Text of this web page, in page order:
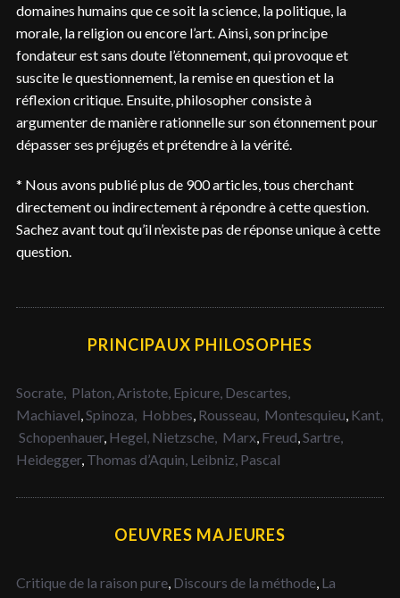
domaines humains que ce soit la science, la politique, la
morale, la religion ou encore l’art. Ainsi, son principe
fondateur est sans doute l’étonnement, qui provoque et
suscite le questionnement, la remise en question et la
réflexion critique. Ensuite, philosopher consiste à
argumenter de manière rationnelle sur son étonnement pour
dépasser ses préjugés et prétendre à la vérité.
* Nous avons publié plus de 900 articles, tous cherchant
directement ou indirectement à répondre à cette question.
Sachez avant tout qu’il n’existe pas de réponse unique à cette
question.
PRINCIPAUX PHILOSOPHES
Socrate, Platon,Aristote, Epicure, Descartes,
Machiavel,Spinoza, Hobbes, Rousseau, Montesquieu, Kant,
Schopenhauer, Hegel, Nietzsche, Marx, Freud,Sartre,
Heidegger, Thomas d’Aquin, Leibniz, Pascal
OEUVRES MAJEURES
Critique de la raison pure, Discours de la méthode, La